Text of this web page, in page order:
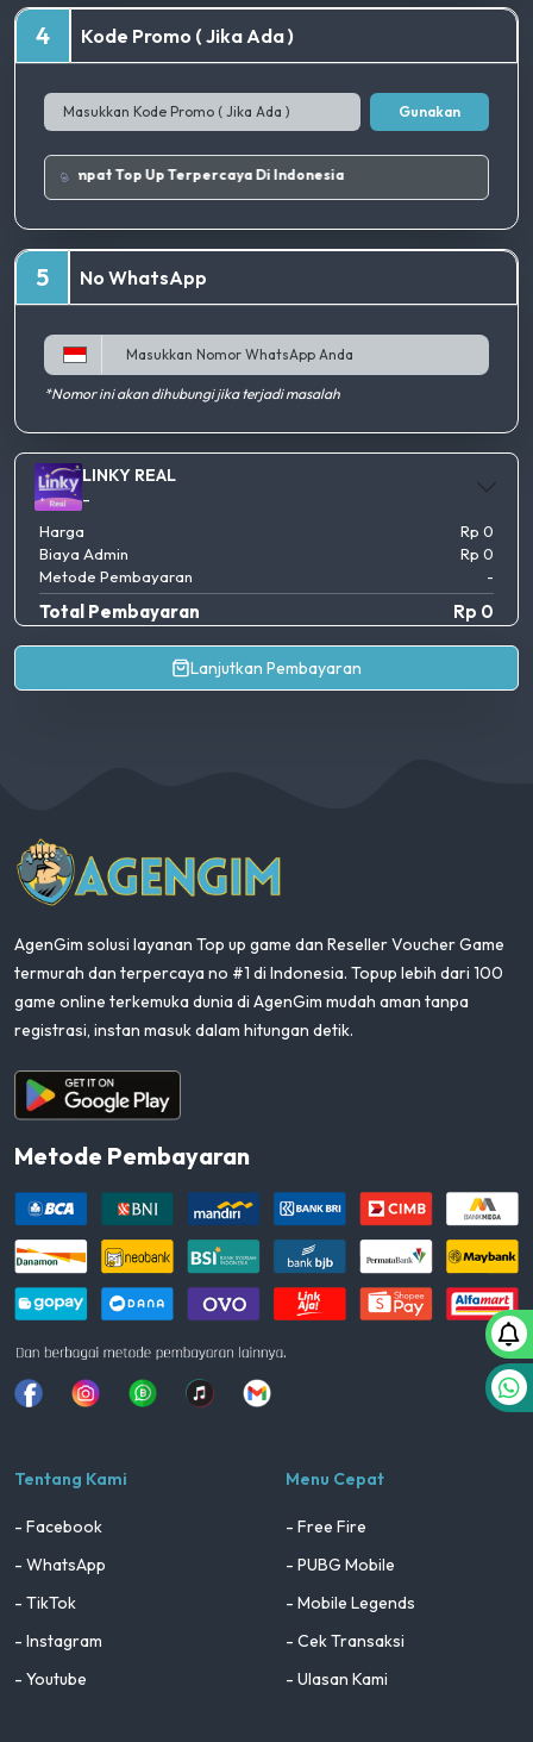
4 Kode Promo ( Jika Ada )
Gunakan
Tempat Top Up Terpercaya Di Indonesia
5 No WhatsApp
*Nomor ini akan dihubungi jika terjadi masalah
LINKY REAL
-
Harga
Rp 0
Biaya Admin
Rp 0
Metode Pembayaran
-
Total Pembayaran Rp 0
Lanjutkan Pembayaran
AgenGim
AgenGim solusi layanan Top up game dan Reseller Voucher Game
termurah dan terpercaya no #1 di Indonesia. Topup lebih dari 100
game online terkemuka dunia di AgenGim mudah aman tanpa
registrasi, instan masuk dalam hitungan detik.
Aplikasi Android
Metode Pembayaran
FacebookInstagramWhatsapp
Tiktok youtube
Tentang Kami
- Facebook
- WhatsApp
- TikTok
- Instagram
- Youtube
Menu Cepat
- Free Fire
- PUBG Mobile
- Mobile Legends
- Cek Transaksi
- Ulasan Kami